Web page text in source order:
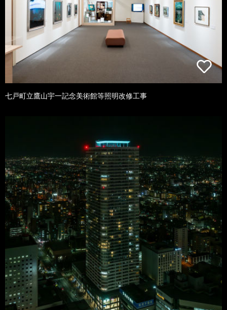
七戸町立鷹山宇一記念美術館等照明改修工事